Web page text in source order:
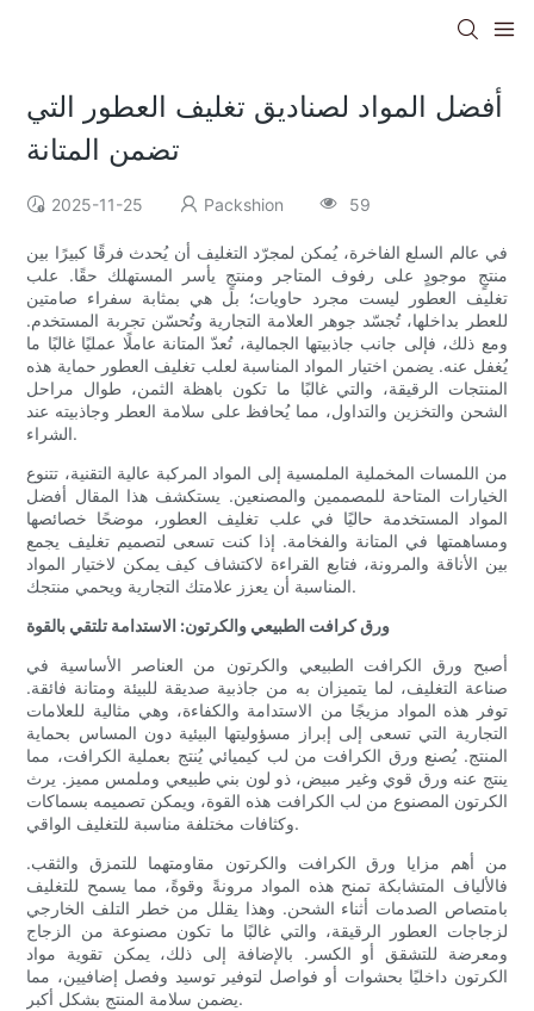
أفضل المواد لصناديق تغليف العطور التي
تضمن المتانة
2025-11-25 Packshion 59
في عالم السلع الفاخرة، يُمكن لمجرّد التغليف أن يُحدث فرقًا كبيرًا بين
منتجٍ موجودٍ على رفوف المتاجر ومنتجٍ يأسر المستهلك حقًا. علب
تغليف العطور ليست مجرد حاويات؛ بل هي بمثابة سفراء صامتين
للعطر بداخلها، تُجسّد جوهر العلامة التجارية وتُحسّن تجربة المستخدم.
ومع ذلك، فإلى جانب جاذبيتها الجمالية، تُعدّ المتانة عاملًا عمليًا غالبًا ما
يُغفل عنه. يضمن اختيار المواد المناسبة لعلب تغليف العطور حماية هذه
المنتجات الرقيقة، والتي غالبًا ما تكون باهظة الثمن، طوال مراحل
الشحن والتخزين والتداول، مما يُحافظ على سلامة العطر وجاذبيته عند
الشراء.
من اللمسات المخملية الملمسية إلى المواد المركبة عالية التقنية، تتنوع
الخيارات المتاحة للمصممين والمصنعين. يستكشف هذا المقال أفضل
المواد المستخدمة حاليًا في علب تغليف العطور، موضحًا خصائصها
ومساهمتها في المتانة والفخامة. إذا كنت تسعى لتصميم تغليف يجمع
بين الأناقة والمرونة، فتابع القراءة لاكتشاف كيف يمكن لاختيار المواد
المناسبة أن يعزز علامتك التجارية ويحمي منتجك.
ورق كرافت الطبيعي والكرتون: الاستدامة تلتقي بالقوة
أصبح ورق الكرافت الطبيعي والكرتون من العناصر الأساسية في
صناعة التغليف، لما يتميزان به من جاذبية صديقة للبيئة ومتانة فائقة.
توفر هذه المواد مزيجًا من الاستدامة والكفاءة، وهي مثالية للعلامات
التجارية التي تسعى إلى إبراز مسؤوليتها البيئية دون المساس بحماية
المنتج. يُصنع ورق الكرافت من لب كيميائي يُنتج بعملية الكرافت، مما
ينتج عنه ورق قوي وغير مبيض، ذو لون بني طبيعي وملمس مميز. يرث
الكرتون المصنوع من لب الكرافت هذه القوة، ويمكن تصميمه بسماكات
وكثافات مختلفة مناسبة للتغليف الواقي.
من أهم مزايا ورق الكرافت والكرتون مقاومتهما للتمزق والثقب.
فالألياف المتشابكة تمنح هذه المواد مرونةً وقوةً، مما يسمح للتغليف
بامتصاص الصدمات أثناء الشحن. وهذا يقلل من خطر التلف الخارجي
لزجاجات العطور الرقيقة، والتي غالبًا ما تكون مصنوعة من الزجاج
ومعرضة للتشقق أو الكسر. بالإضافة إلى ذلك، يمكن تقوية مواد
الكرتون داخليًا بحشوات أو فواصل لتوفير توسيد وفصل إضافيين، مما
يضمن سلامة المنتج بشكل أكبر.